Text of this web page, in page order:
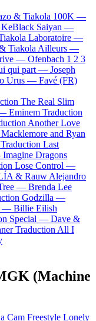
& Tiakola 100K —
KeBlack Saiyan —
Laboratoire —
TiakolaAilleurs —
— Ofenbach 1 2 3
qui part — Joseph
Urus — Favé (FR)
The Real Slim
Eminem Traduction
Another Love
Macklemore and Ryan
Traduction Last
Imagine Dragons
Lose Control —
& Rauw Alejandro
— Brenda Lee
Godzilla —
— Billie Eilish
Special — Dave &
Traduction All I
(Machine
Cam Freestyle Lonely